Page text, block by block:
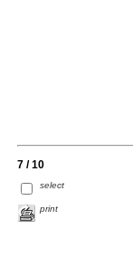
7 / 10
select
print